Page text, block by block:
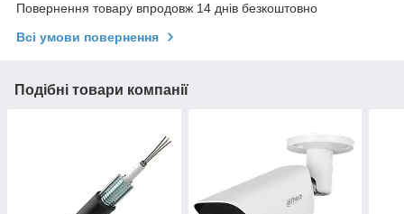
Повернення товару впродовж 14 днів безкоштовно
Всі умови повернення
Подібні товари компанії